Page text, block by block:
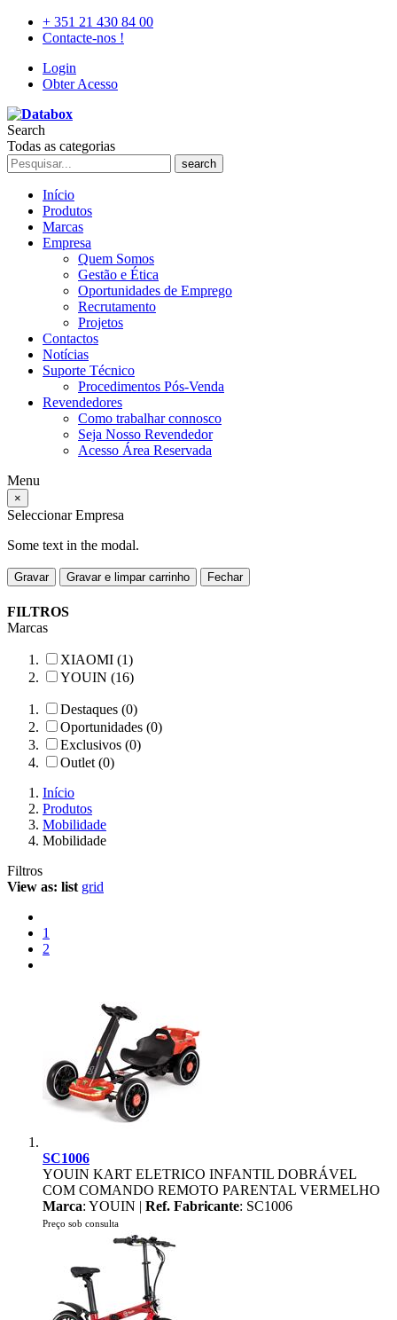
+ 351 21 430 84 00
Contacte-nos !
Login
Obter Acesso
Search
Todas as categorias
search
Início
Produtos
Marcas
Empresa
Quem Somos
Gestão e Ética
Oportunidades de Emprego
Recrutamento
Projetos
Contactos
Notícias
Suporte Técnico
Procedimentos Pós-Venda
Revendedores
Como trabalhar connosco
Seja Nosso Revendedor
Acesso Área Reservada
Menu
×
Seleccionar Empresa
Some text in the modal.
Gravar Gravar e limpar carrinho Fechar
FILTROS
Marcas
XIAOMI (1)
YOUIN (16)
Destaques (0)
Oportunidades (0)
Exclusivos (0)
Outlet (0)
Início
Produtos
Mobilidade
Mobilidade
Filtros
View as: list grid
1
2
SC1006
YOUIN KART ELETRICO INFANTIL DOBRÁVEL
COM COMANDO REMOTO PARENTAL VERMELHO
Marca: YOUIN | Ref. Fabricante: SC1006
Preço sob consulta